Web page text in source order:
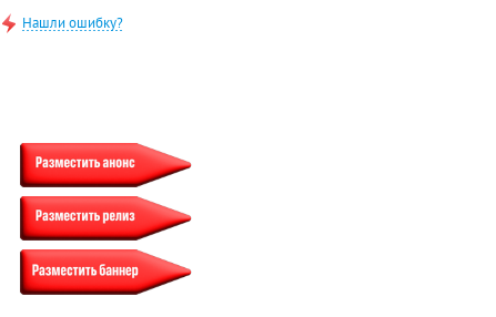
Нашли ошибку?